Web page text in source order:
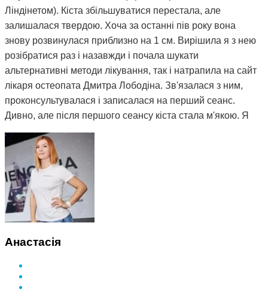
Ліндінетом). Кіста збільшуватися перестала, але
залишалася твердою. Хоча за останні пів року вона
знову розвинулася приблизно на 1 см. Вирішила я з нею
розібратися раз і назавжди і почала шукати
альтернативні методи лікування, так і натрапила на сайт
лікаря остеопата Дмитра Лободіна. Зв'язалася з ним,
проконсультувалася і записалася на перший сеанс.
Дивно, але після першого сеансу кіста стала м'якою. Я
почала відвідувати сеанси за призначенням Дмитра і
через 3 місяці вона повністю розсмокталася. Як це
працює, взагалі не розумію. Те, чого ліки не змогли
зробити за півтора року, зміг зробити Дмитро і за такий
невеликий термін. Лікар у поліклініці сказав, що мені
просто пощастило і я на досвідченого фахівця
натрапила. А ще кажуть, що здоров'я за гроші не купиш.
Я ось купила і спасибі за це вам Дмитро.
Анастасія